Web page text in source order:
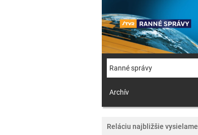
Ranné správy
Archív
Reláciu najbližšie vysielame